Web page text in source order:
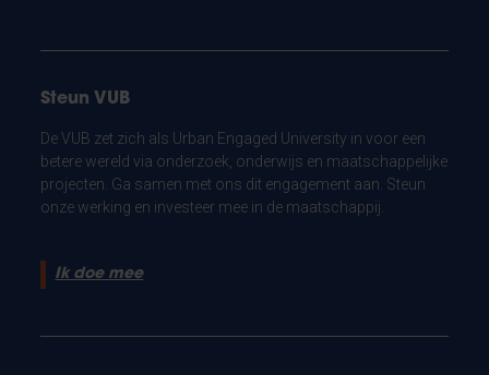
Steun VUB
De VUB zet zich als Urban Engaged University in voor een
betere wereld via onderzoek, onderwijs en maatschappelijke
projecten. Ga samen met ons dit engagement aan. Steun
onze werking en investeer mee in de maatschappij.
Ik doe mee